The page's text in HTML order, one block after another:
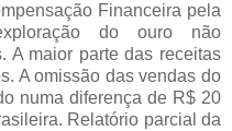
Financeira pela
do ouro não
A maior parte das receitas
A omissão das vendas do
numa diferença de R$ 20
Relatório parcial da